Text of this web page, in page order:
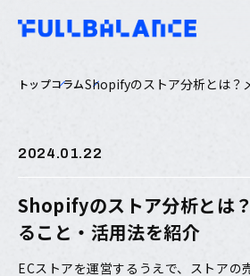
トップコラムShopifyのストア分析とは？
2024.01.22
Shopifyのストア分析とは
ること・活用法を紹介
ECストアを運営するうえで、ストアの